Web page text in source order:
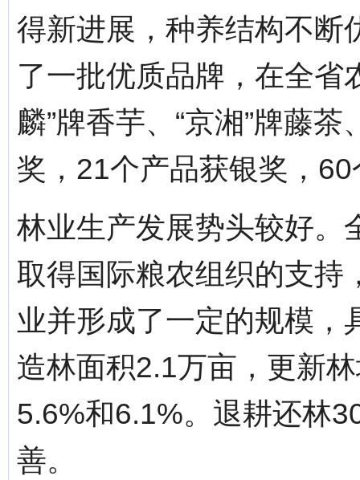
得新进展，种养结构不断
了一批优质品牌，在全省
麟”牌香芋、“京湘”牌藤
奖，21个产品获银奖，
林业生产发展势头较好。
取得国际粮农组织的支持
业并形成了一定的规模，
造林面积2.1万亩，更新
5.6%和6.1%。退耕还林
善。